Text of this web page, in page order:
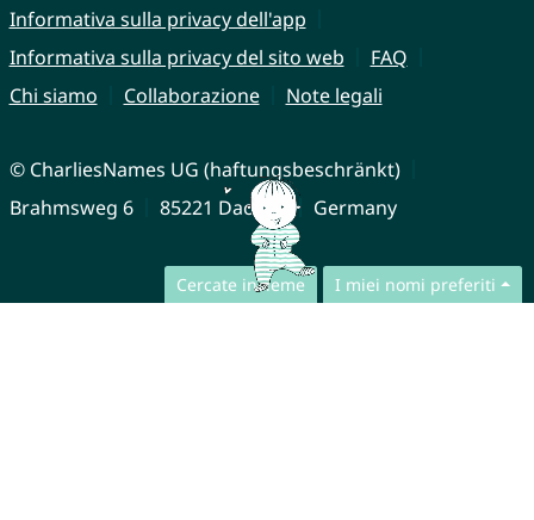
Cercate insieme I miei nomi preferiti
Informativa sulla privacy dell'app
Informativa sulla privacy del sito web
FAQ
Chi siamo
Collaborazione Note legali
© CharliesNames UG (haftungsbeschränkt)
Brahmsweg 6
85221 Dachau Germany